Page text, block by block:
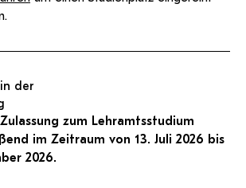
der
zum Lehramtsstudium
im Zeitraum von 13. Juli 2026 bis
2026.